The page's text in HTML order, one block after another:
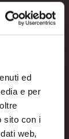
ed
e per
sito con i
web,